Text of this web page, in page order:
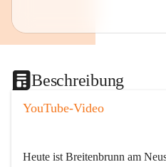
Beschreibung
YouTube-Video
Heute ist Breitenbrunn am